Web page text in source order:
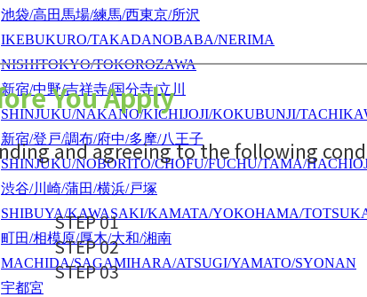
池袋/高田馬場/練馬/西東京/所沢
IKEBUKURO/TAKADANOBABA/NERIMA
NISHITOKYO/TOKOROZAWA
新宿/中野/吉祥寺/国分寺/立川
SHINJUKU/NAKANO/KICHIJOJI/KOKUBUNJI/
新宿/登戸/調布/府中/多摩/八王子
SHINJUKU/NOBORITO/CHOFU/FUCHU/TAMA/
渋谷/川崎/蒲田/横浜/戸塚
SHIBUYA/KAWASAKI/KAMATA/YOKOHAMA/
町田/相模原/厚木/大和/湘南
MACHIDA/SAGAMIHARA/ATSUGI/YAMATO/SYONAN
宇都宮